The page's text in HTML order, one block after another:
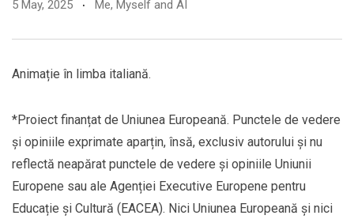
5 May, 2025 Me, Myself and AI
Animație în limba italiană.
*Proiect finanțat de Uniunea Europeană. Punctele de vedere
și opiniile exprimate aparțin, însă, exclusiv autorului și nu
reflectă neapărat punctele de vedere și opiniile Uniunii
Europene sau ale Agenției Executive Europene pentru
Educație și Cultură (EACEA). Nici Uniunea Europeană și nici